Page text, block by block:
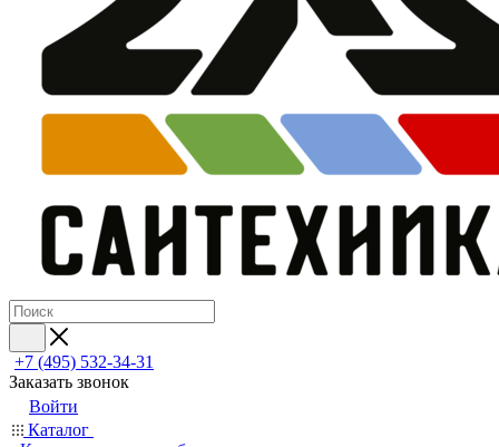
+7 (495) 532‑34‑31
Заказать звонок
Войти
Каталог